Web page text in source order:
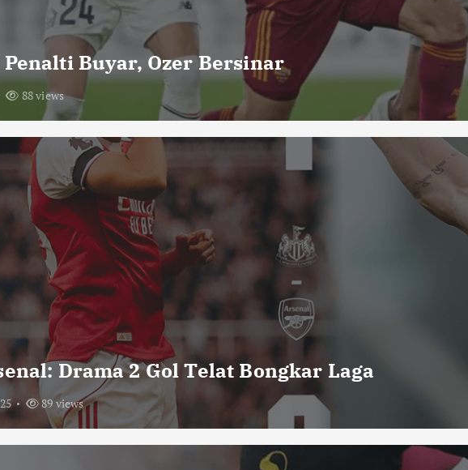
Penalti Buyar, Ozer Bersinar
88 views
Drama 2 Gol Telat Bongkar Laga
89 views